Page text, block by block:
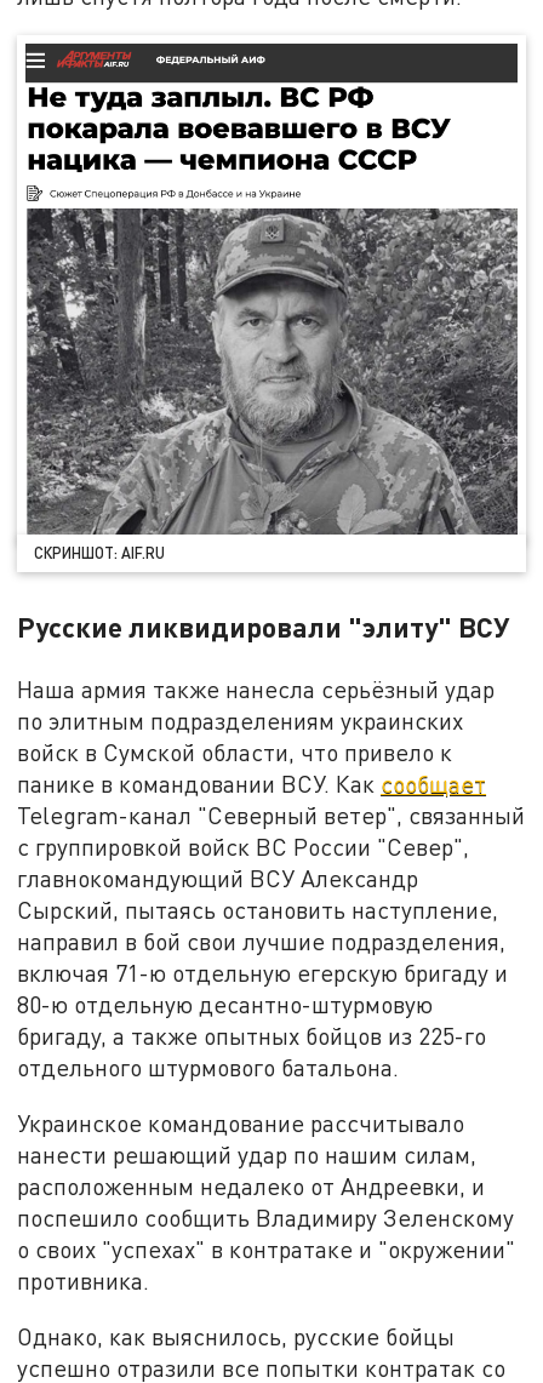
СКРИНШОТ: AIF.RU
Русские ликвидировали "элиту" ВСУ
Наша армия также нанесла серьёзный удар
по элитным подразделениям украинских
войск в Сумской области, что привело к
панике в командовании ВСУ. Как сообщает
Telegram-канал "Северный ветер", связанный
с группировкой войск ВС России "Север",
главнокомандующий ВСУ Александр
Сырский, пытаясь остановить наступление,
направил в бой свои лучшие подразделения,
включая 71-ю отдельную егерскую бригаду и
80-ю отдельную десантно-штурмовую
бригаду, а также опытных бойцов из 225-го
отдельного штурмового батальона.
Украинское командование рассчитывало
нанести решающий удар по нашим силам,
расположенным недалеко от Андреевки, и
поспешило сообщить Владимиру Зеленскому
о своих "успехах" в контратаке и "окружении"
противника.
Однако, как выяснилось, русские бойцы
успешно отразили все попытки контратак со